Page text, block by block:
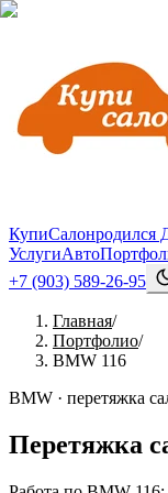
КупиСалонродился
УслугиАвто
+7 (903) 589-26-95
Главная/
Портфолио/
BMW 116
BMW · перетяжка
Перетяжка